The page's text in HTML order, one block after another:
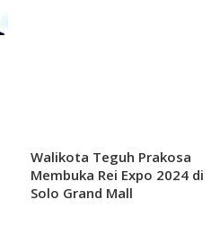
Walikota Teguh Prakosa
Membuka Rei Expo 2024 di
Solo Grand Mall